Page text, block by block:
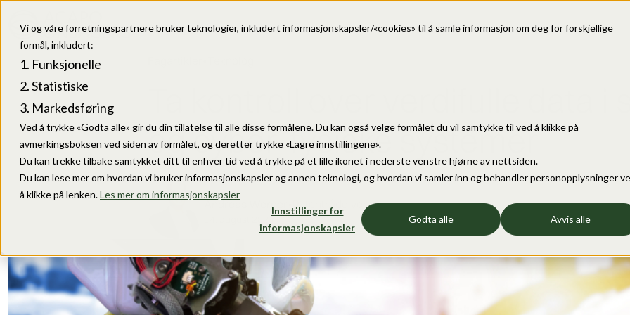
Vi og våre forretningspartnere bruker teknologier, inkludert informasjonskapsler/«cookies» til å samle informasjon om deg for forskjellige
formål, inkludert:
Funksjonelle
Statistiske
Markedsføring
Ved å trykke «Godta alle» gir du din tillatelse til alle disse formålene. Du kan også velge formålet du vil samtykke til ved å klikke på
avmerkingsboksen ved siden av formålet, og deretter trykke «Lagre innstillingene».
Du kan trekke tilbake samtykket ditt til enhver tid ved å trykke på et lille ikonet i nederste venstre hjørne av nettsiden.
Du kan lese mer om hvordan vi bruker informasjonskapsler og annen teknologi, og hvordan vi samler inn og behandler personopplysninger
å klikke på lenken.Les mer om informasjonskapsler
Innstillinger for
informasjonskapsler
Godta alle Avvis alle
Ta kontroll over verdifulle data i
og cyber-fysiske systemer
Andreas Werner
14. august 2024